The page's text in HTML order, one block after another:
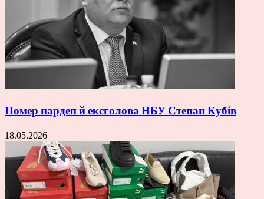
Помер нардеп й ексголова НБУ Степан Кубів
18.05.2026